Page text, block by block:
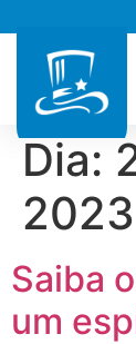
Dia:
2023
Saiba
um